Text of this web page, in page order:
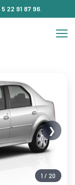
5 22 91 87 96
1 / 20
❯